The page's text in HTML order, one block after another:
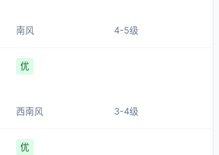
南风 4-5级
优
西南风 3-4级
优